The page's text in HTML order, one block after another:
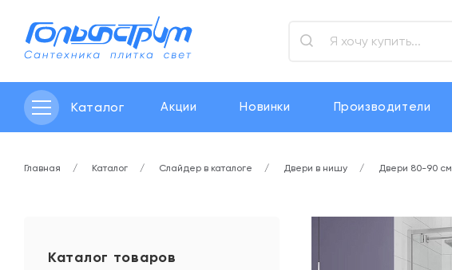
Каталог Акции Новинки Производители
Главная Каталог Слайдер в каталоге Двери в нишу Двери 80-90 см
Каталог товаров